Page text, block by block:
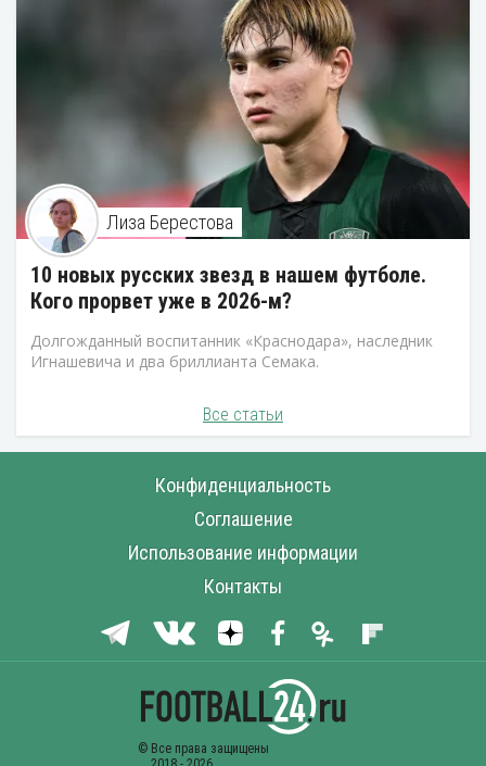
Лиза Берестова
10 новых русских звезд в нашем футболе.
Кого прорвет уже в 2026-м?
Долгожданный воспитанник «Краснодара», наследник
Игнашевича и два бриллианта Семака.
Все статьи
Конфиденциальность
Соглашение
Использование информации
Контакты